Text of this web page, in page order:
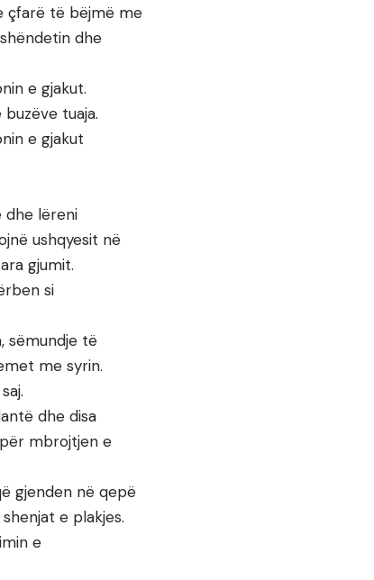
çfarë të bëjmë me
dhe
e gjakut.
tuaja.
e gjakut
dhe lëreni
ushqyesit në
gjumit.
si
sëmundje të
me syrin.
dhe disa
mbrojtjen e
gjenden në qepë
e plakjes.
e